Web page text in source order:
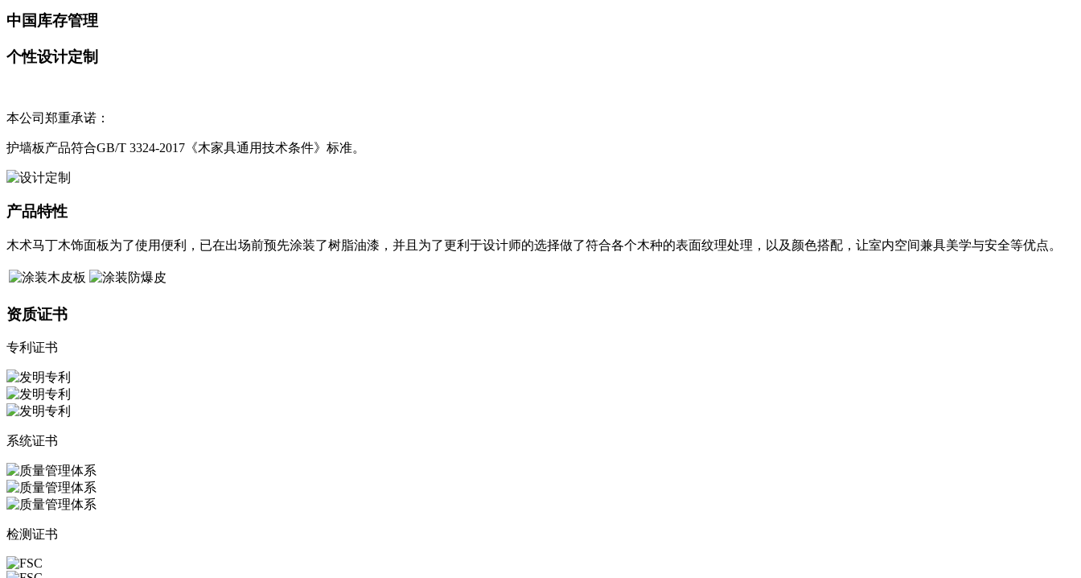
中国库存管理
个性设计定制
本公司郑重承诺：
护墙板产品符合GB/T 3324-2017《木家具通用技术条件》标准。
产品特性
木术马丁木饰面板为了使用便利，已在出场前预先涂装了树脂油漆，并且为了更利于设计师的选择做了符合各个木种的表面纹理处理，以及颜色搭配，让室内空间兼具美学与安全等优点。
资质证书
专利证书
系统证书
检测证书